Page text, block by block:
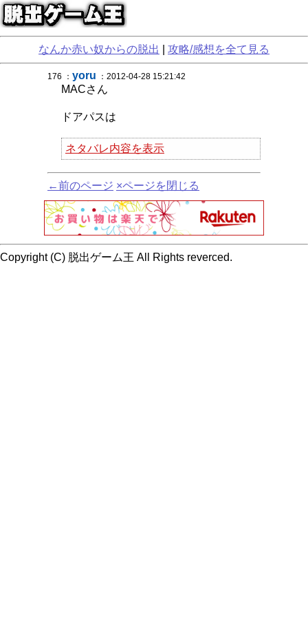
なんか赤い奴からの脱出 攻略/感想を全て見る
176 ： yoru ：2012-04-28 15:21:42
MACさん
ドアパスは
ネタバレ内容を表示
←前のページ ×ページを閉じる
Copyright (C) 脱出ゲーム王 All Rights reverced.